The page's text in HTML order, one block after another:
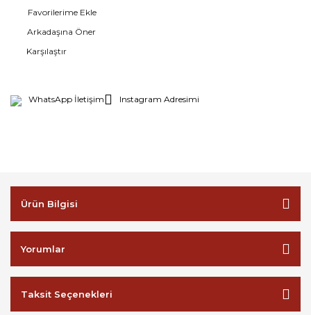
Arkadaşına Öner
Karşılaştır
WhatsApp İletişim Instagram Adresimi
Ürün Bilgisi
Yorumlar
Taksit Seçenekleri